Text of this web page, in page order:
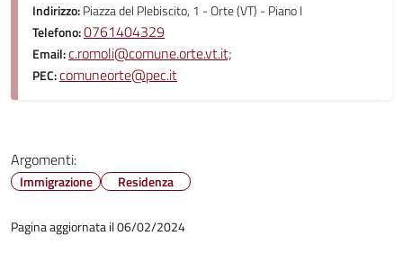
Indirizzo:Piazza del Plebiscito, 1 - Orte (VT) - Piano I
Telefono:0761404329
Email:c.romoli@comune.orte.vt.it;
PEC:comuneorte@pec.it
Argomenti:
Immigrazione Residenza
Pagina aggiornata il 06/02/2024